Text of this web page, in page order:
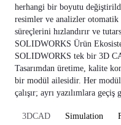
herhangi bir boyutu
resimler ve analizler
süreçlerini hızlandırır ve
SOLIDWORKS Ürün
SOLIDWORKS tek bir 3D
Tasarımdan üretime, kalite
bir modül ailesidir. Her
çalışır; ayrı yazılımlara geçiş
3DCAD Simulation